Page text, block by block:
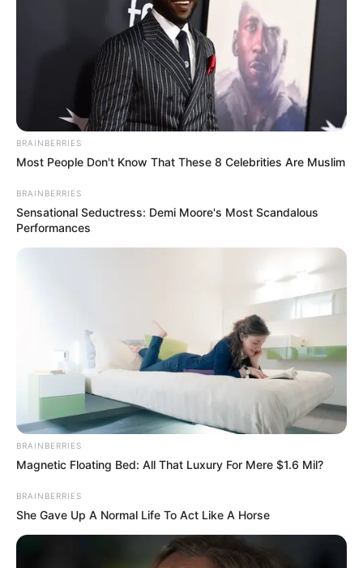
BRAINBERRIES
Most People Don't Know That These 8 Celebrities Are Muslim
BRAINBERRIES
Sensational Seductress: Demi Moore's Most Scandalous
Performances
BRAINBERRIES
Magnetic Floating Bed: All That Luxury For Mere $1.6 Mil?
BRAINBERRIES
She Gave Up A Normal Life To Act Like A Horse